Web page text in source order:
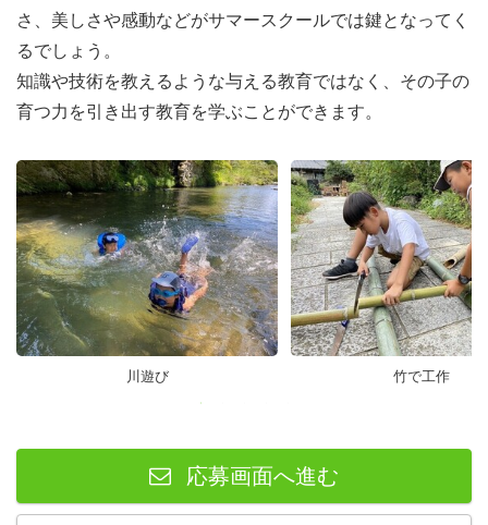
さ、美しさや感動などがサマースクールでは鍵となってく
るでしょう。
知識や技術を教えるような与える教育ではなく、その子の
育つ力を引き出す教育を学ぶことができます。
川遊び 竹で工作
応募画面へ進む